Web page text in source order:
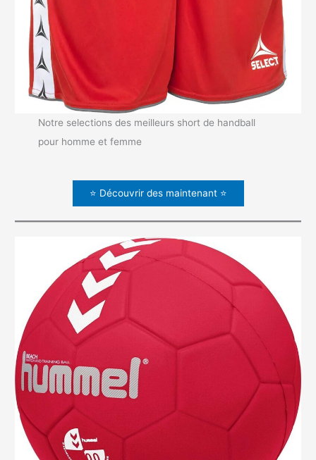
Notre selections des meilleurs short de handball
pour homme et femme
⭐ Découvrir des maintenant ⭐